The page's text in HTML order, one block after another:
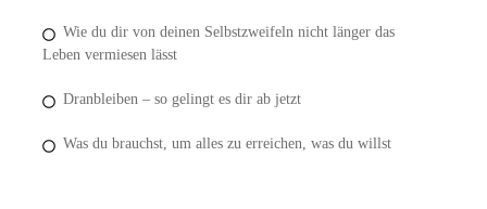
Wie du dir von deinen Selbstzweifeln nicht länger das
Leben vermiesen lässt
Dranbleiben – so gelingt es dir ab jetzt
Was du brauchst, um alles zu erreichen, was du willst